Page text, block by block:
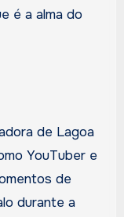
é a alma do
de Lagoa
YouTuber e
de
durante a